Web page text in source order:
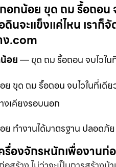
กน้อย ขุด ถม รื้อถอน
นจะแข็งแค่ไหน เราก็
ง.com
อย— ขุด ถม รื้อถอน จบไวใน
ขุด ถม รื้อถอน จบไวในที่เดี
งเคียงรอบนอก
ทำงานได้มาตรฐาน ปลอดภั
รื่องจักรหนักเพื่องาน